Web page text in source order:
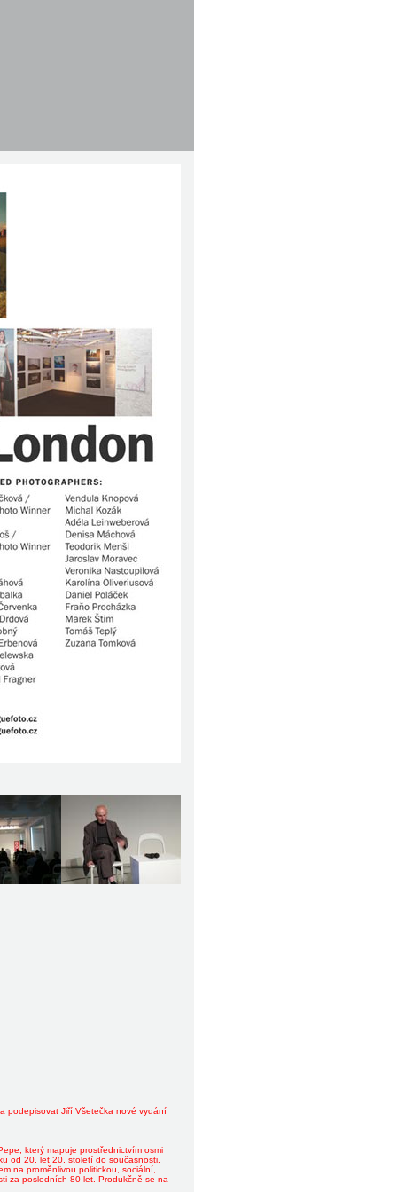
podepisovat Jiří Všetečka nové vydání
který mapuje prostřednictvím osmi
od 20. let 20. století do současnosti.
na proměnlivou politickou, sociální,
za posledních 80 let. Produkčně se na